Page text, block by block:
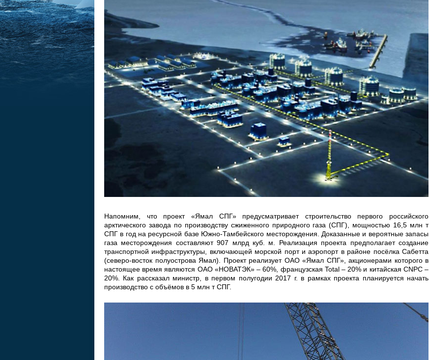
Напомним, что проект «Ямал СПГ» предусматривает строительство первого российского
арктического завода по производству сжиженного природного газа (СПГ), мощностью 16,5 млн т
СПГ в год на ресурсной базе Южно-Тамбейского месторождения. Доказанные и вероятные запасы
газа месторождения составляют 907 млрд куб. м. Реализация проекта предполагает создание
транспортной инфраструктуры, включающей морской порт и аэропорт в районе посёлка Сабетта
(северо-восток полуострова Ямал). Проект реализует ОАО «Ямал СПГ», акционерами которого в
настоящее время являются ОАО «НОВАТЭК» – 60%, французская Total – 20% и китайская CNPC –
20%. Как рассказал министр, в первом полугодии 2017 г. в рамках проекта планируется начать
производство с объёмов в 5 млн т СПГ.